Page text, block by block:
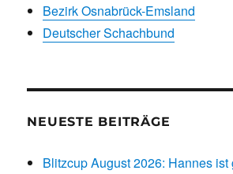
Bezirk Osnabrück-Emsland
Deutscher Schachbund
NEUESTE BEITRÄGE
Blitzcup August 2026: Hannes ist